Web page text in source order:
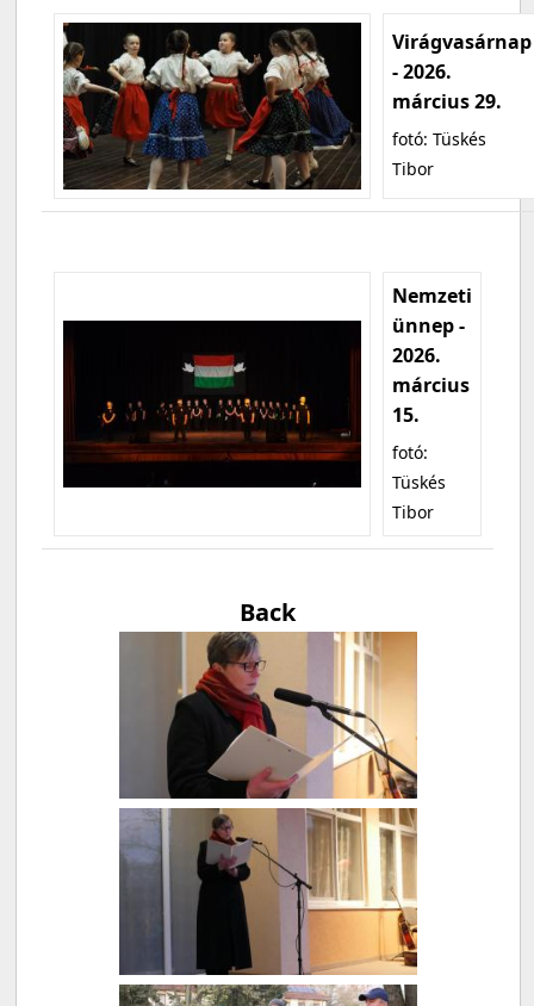
Virágvasárnap
- 2026.
március 29.
fotó: Tüskés
Tibor
Nemzeti
ünnep -
2026.
március
15.
fotó:
Tüskés
Tibor
Back